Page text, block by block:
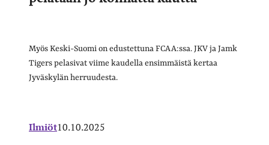
Myös Keski-Suomi on edustettuna FCAA:ssa. JKV ja Jamk
Tigers pelasivat viime kaudella ensimmäistä kertaa
Jyväskylän herruudesta.
Ilmiöt10.10.2025